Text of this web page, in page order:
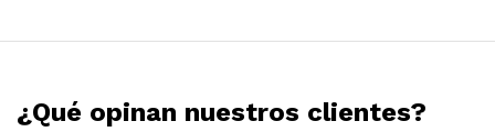
¿Qué opinan nuestros clientes?